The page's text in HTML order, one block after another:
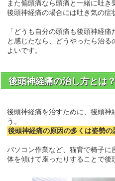
また偏頭痛なら頭痛と一緒に吐
後頭神経痛の場合には吐き気の症
「どうも自分の頭痛も後頭神経痛
と感じたなら、どうやったら治
よいです。
後頭神経痛の治し方とは？
後頭神経痛を治すために、後頭神
う。
後頭神経痛の原因の多くは姿勢の
パソコン作業など、猫背で椅子に
体を傾けて座ったりすることで後